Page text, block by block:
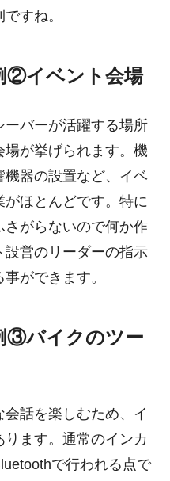
すね。
②イベント会場
ーバーが活躍する場所
場が挙げられます。機
器の設置など、イベ
ほとんどです。特に
さがらないので何か作
営のリーダーの指示
ができます。
③バイクのツー
話を楽しむため、イ
ます。通常のインカ
で行われる点で